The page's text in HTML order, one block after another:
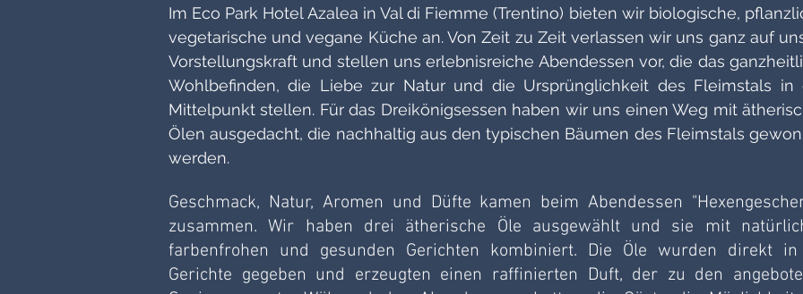
Im Eco Park Hotel Azalea in Val di Fiemme (Trentino) bieten wir biologische,
vegetarische und vegane Küche an. Von Zeit zu Zeit verlassen wir uns ganz auf
Vorstellungskraft und stellen uns erlebnisreiche Abendessen vor, die das
Wohlbefinden, die Liebe zur Natur und die Ursprünglichkeit des Fleimstals in
Mittelpunkt stellen. Für das Dreikönigsessen haben wir uns einen Weg mit
Ölen ausgedacht, die nachhaltig aus den typischen Bäumen des Fleimstals
werden.
Geschmack, Natur, Aromen und Düfte kamen beim Abendessen
zusammen. Wir haben drei ätherische Öle ausgewählt und sie mit
farbenfrohen und gesunden Gerichten kombiniert. Die Öle wurden direkt
Gerichte gegeben und erzeugten einen raffinierten Duft, der zu den